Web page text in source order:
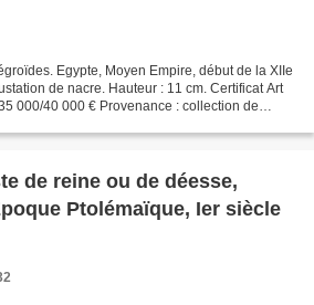
Egypte, Moyen Empire, début de la XIIe
de nacre. Hauteur : 11 cm. Certificat Art
000/40 000 € Provenance : collection de
de reine ou de déesse,
Ptolémaïque, Ier siècle